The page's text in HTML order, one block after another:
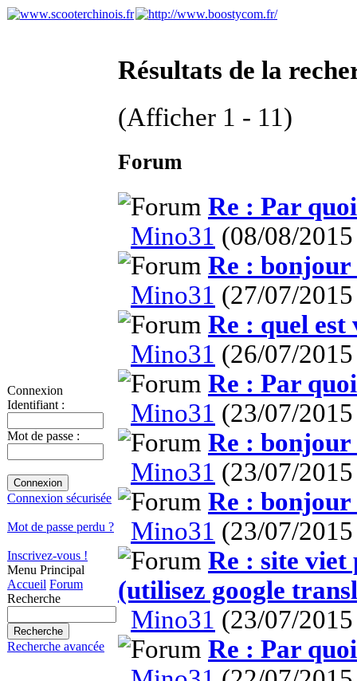
Connexion
Identifiant :
Mot de passe :
Connexion sécurisée
Mot de passe perdu ?
Inscrivez-vous !
Menu Principal
Accueil Forum
Recherche
Recherche avancée
Résultats de la
(Afficher 1 - 11)
Forum
Re : Par
Mino31 (08/08/
Re : bonjour
Mino31 (27/07/
Re : quel est
Mino31 (26/07/
Re : Par
Mino31 (23/07/
Re : bonjour
Mino31 (23/07/
Re : bonjour
Mino31 (23/07/
Re : site viet
(utilisez google
Mino31 (23/07/
Re : Par